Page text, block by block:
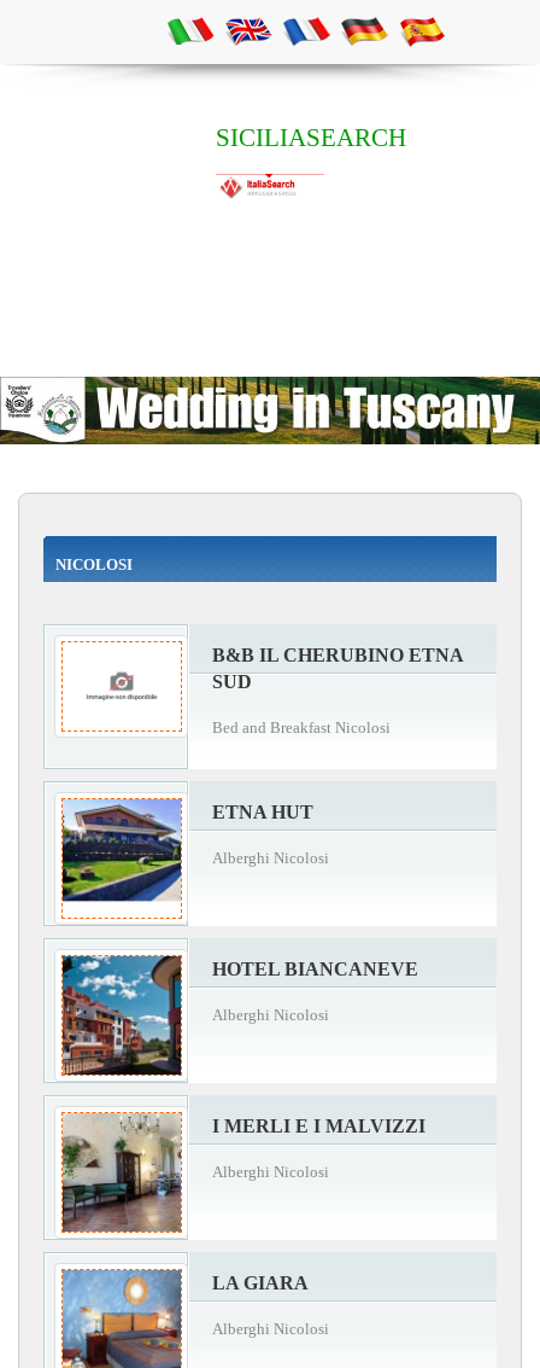
SICILIASEARCH
NICOLOSI
B&B IL CHERUBINO ETNA
SUD
Bed and Breakfast Nicolosi
ETNA HUT
Alberghi Nicolosi
HOTEL BIANCANEVE
Alberghi Nicolosi
I MERLI E I MALVIZZI
Alberghi Nicolosi
LA GIARA
Alberghi Nicolosi